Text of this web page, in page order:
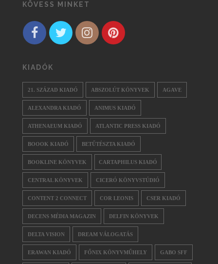
KÖVESS MINKET
KIADÓK
21. SZÁZAD KIADÓ ABSZOLÚT KÖNYVEK AGAVE
ALEXANDRA KIADÓ ANIMUS KIADÓ
ATHENAEUM KIADÓ ATLANTIC PRESS KIADÓ
BOOOK KIADÓ BETŰTÉSZTA KIADÓ
BOOKLINE KÖNYVEK CARTAPHILUS KIADÓ
CENTRAL KÖNYVEK CICERÓ KÖNYVSTÚDIÓ
CONTENT 2 CONNECT COR LEONIS CSER KIADÓ
DECENS MÉDIA MAGAZIN DELFIN KÖNYVEK
DELTA VISION DREAM VÁLOGATÁS
ERAWAN KIADÓ FŐNIX KÖNYVMŰHELY GABO SFF